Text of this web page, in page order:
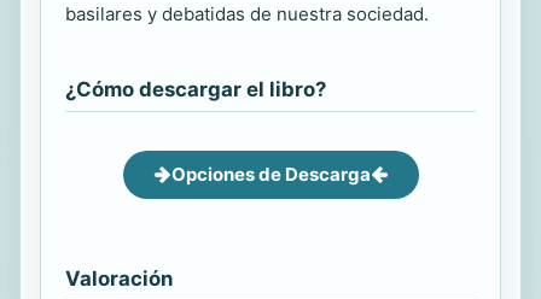
basilares y debatidas de nuestra sociedad.
¿Cómo descargar el libro?
Opciones de Descarga
Valoración